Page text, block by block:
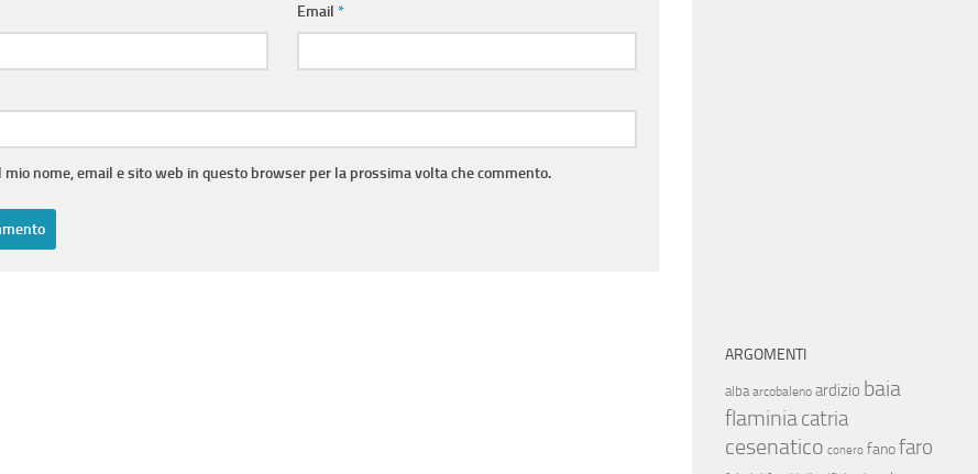
Email *
mio nome, email e sito web in questo browser per la prossima volta che commento.
ARGOMENTI
alba arcobaleno ardizio baia
flaminia catria
cesenatico conero fanofaro